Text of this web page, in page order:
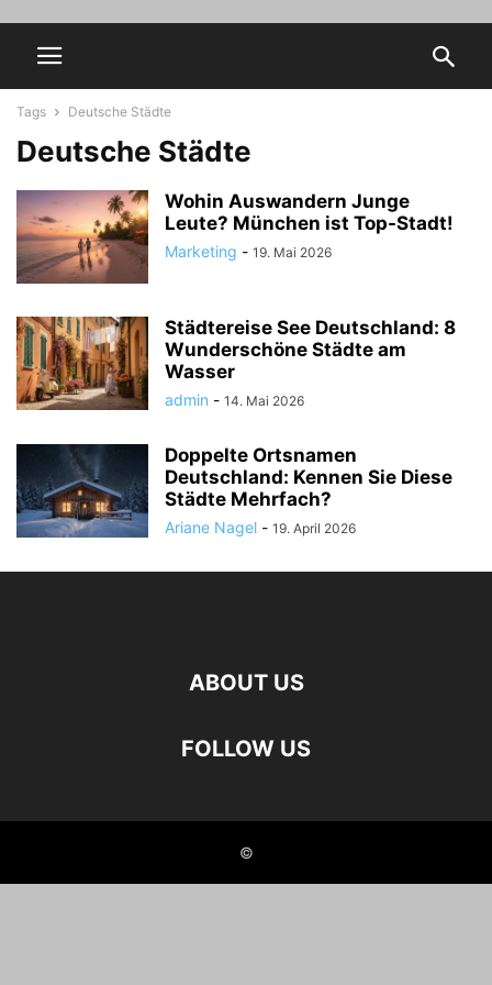
Tags Deutsche Städte
Deutsche Städte
Wohin Auswandern Junge
Leute? München ist Top-Stadt!
Marketing - 19. Mai 2026
Städtereise See Deutschland: 8
Wunderschöne Städte am
Wasser
admin - 14. Mai 2026
Doppelte Ortsnamen
Deutschland: Kennen Sie Diese
Städte Mehrfach?
Ariane Nagel - 19. April 2026
ABOUT US
FOLLOW US
©